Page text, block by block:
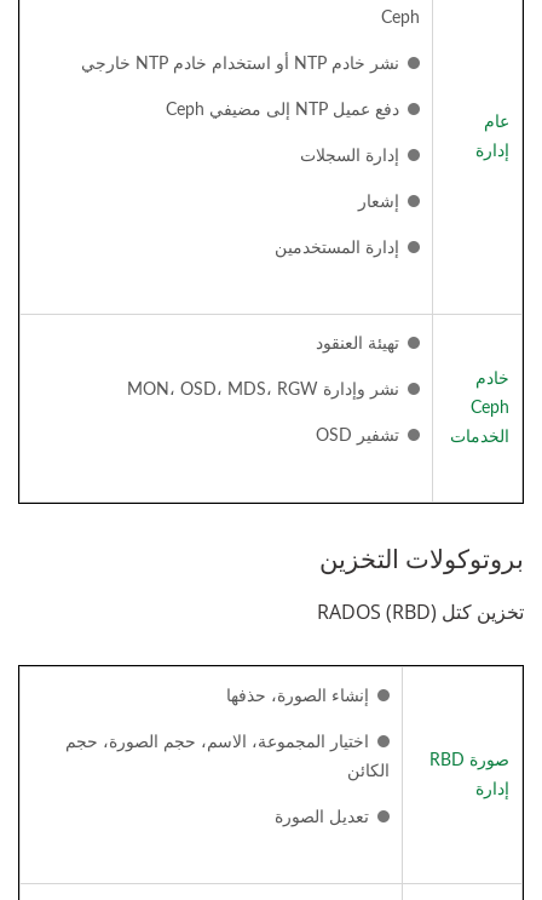
عام
إدارة
Ceph
نشر خادم NTP أو استخدام خادم NTP خارجي
دفع عميل NTP إلى مضيفي Ceph
إدارة السجلات
إشعار
إدارة المستخدمين
خادم
Ceph
الخدمات
تهيئة العنقود
نشر وإدارة MON، OSD، MDS، RGW
تشفير OSD
بروتوكولات التخزين
تخزين كتل RADOS (RBD)
صورة RBD
إدارة
إنشاء الصورة، حذفها
اختيار المجموعة، الاسم، حجم الصورة، حجم
الكائن
تعديل الصورة